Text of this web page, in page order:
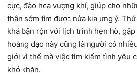
cực, đào hoa vượng khí, giúp cho
thân sớm tìm được nửa kia ưng ý.
khá bận rộn với lịch trình hẹn hò,
hoàng đạo này cũng là người có
giới vì thế mà việc tìm kiếm tình yêu
khó khăn.